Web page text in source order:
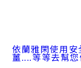
依蘭雅閑使用安
薑....等等去幫您